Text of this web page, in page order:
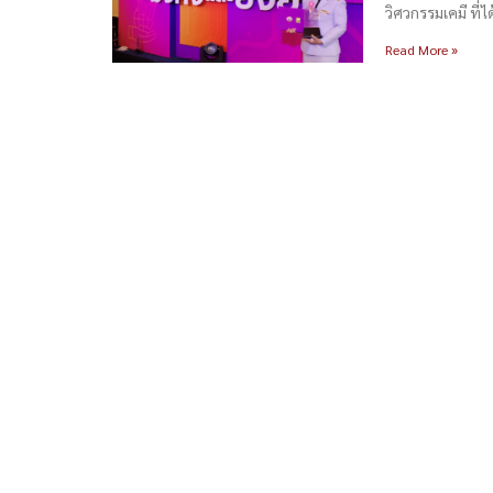
วิศวกรรมเคมี ที่ไ
Read More »